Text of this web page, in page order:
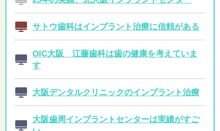
サトウ歯科はインプラント治療に信頼がある
OIC大阪 江藤歯科は歯の健康を考えていま
す
大阪デンタルクリニックのインプラント治療
大阪歯周インプラントセンターは実績がすご